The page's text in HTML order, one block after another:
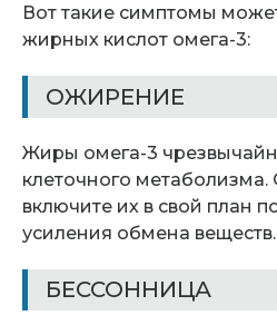
Вот такие симптомы
жирных кислот омега-3:
ОЖИРЕНИЕ
Жиры омега-3
клеточного метаболизма.
включите их в свой план
усиления обмена веществ.
БЕССОННИЦА